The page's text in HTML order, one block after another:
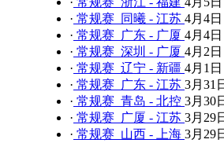
· 常规赛 同曦 - 江苏 4月4日
· 常规赛 广东 - 广厦 4月4日
· 常规赛 深圳 - 广厦 4月2日
· 常规赛 辽宁 - 新疆 4月1日
· 常规赛 广东 - 江苏 3月31
· 常规赛 青岛 - 北控 3月30
· 常规赛 广厦 - 江苏 3月29
· 常规赛 山西 - 上海 3月29